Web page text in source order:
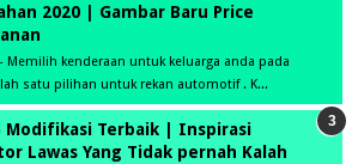
2020 | Gambar Baru Price
Memilih kenderaan untuk keluarga anda pada
satu pilihan untuk rekan automotif . K...
Modifikasi Terbaik | Inspirasi
Lawas Yang Tidak pernah Kalah